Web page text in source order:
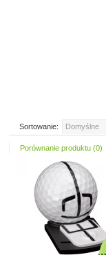
Sortowanie: Domyślne
Porównanie produktu (0)